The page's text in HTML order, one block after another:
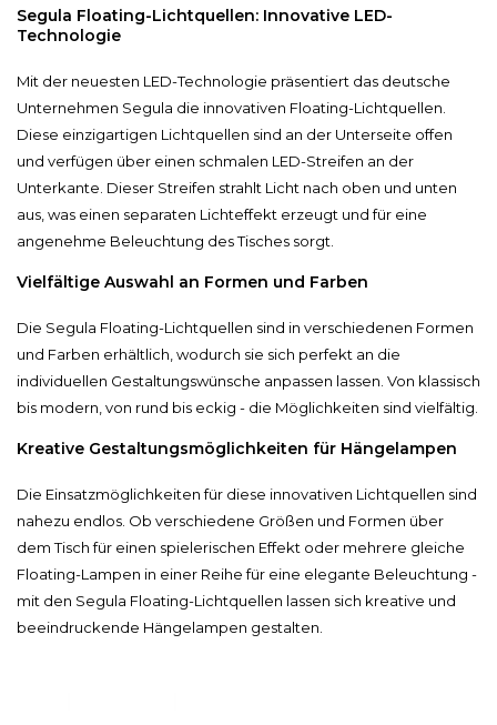
Segula Floating-Lichtquellen: Innovative LED-
Technologie
Mit der neuesten LED-Technologie präsentiert das deutsche
Unternehmen Segula die innovativen Floating-Lichtquellen.
Diese einzigartigen Lichtquellen sind an der Unterseite offen
und verfügen über einen schmalen LED-Streifen an der
Unterkante. Dieser Streifen strahlt Licht nach oben und unten
aus, was einen separaten Lichteffekt erzeugt und für eine
angenehme Beleuchtung des Tisches sorgt.
Vielfältige Auswahl an Formen und Farben
Die Segula Floating-Lichtquellen sind in verschiedenen Formen
und Farben erhältlich, wodurch sie sich perfekt an die
individuellen Gestaltungswünsche anpassen lassen. Von klassisch
bis modern, von rund bis eckig - die Möglichkeiten sind vielfältig.
Kreative Gestaltungsmöglichkeiten für Hängelampen
Die Einsatzmöglichkeiten für diese innovativen Lichtquellen sind
nahezu endlos. Ob verschiedene Größen und Formen über
dem Tisch für einen spielerischen Effekt oder mehrere gleiche
Floating-Lampen in einer Reihe für eine elegante Beleuchtung -
mit den Segula Floating-Lichtquellen lassen sich kreative und
beeindruckende Hängelampen gestalten.